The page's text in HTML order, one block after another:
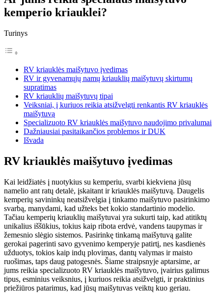
kemperio kriauklei?
Turinys
RV kriauklės maišytuvo įvedimas
RV ir gyvenamųjų namų kriauklių maišytuvų skirtumų
supratimas
RV kriauklių maišytuvų tipai
Veiksniai, į kuriuos reikia atsižvelgti renkantis RV kriauklės
maišytuvą
Specializuoto RV kriauklės maišytuvo naudojimo privalumai
Dažniausiai pasitaikančios problemos ir DUK
Išvada
RV kriauklės maišytuvo įvedimas
Kai leidžiatės į nuotykius su kemperiu, svarbi kiekviena jūsų
namelio ant ratų detalė, įskaitant ir kriauklės maišytuvą. Daugelis
kemperių savininkų neatsižvelgia į tinkamo maišytuvo pasirinkimo
svarbą, manydami, kad užteks bet kokio standartinio modelio.
Tačiau kemperių kriauklių maišytuvai yra sukurti taip, kad atitiktų
unikalius iššūkius, tokius kaip ribota erdvė, vandens taupymas ir
žemesnio slėgio sistemos. Pasirinkę tinkamą maišytuvą galite
gerokai pagerinti savo gyvenimo kemperyje patirtį, nes kasdienės
užduotys, tokios kaip indų plovimas, dantų valymas ir maisto
ruošimas, taps daug patogesnės. Šiame straipsnyje aptarsime, ar
jums reikia specializuoto RV kriauklės maišytuvo, įvairius galimus
tipus, esminius veiksnius, į kuriuos reikia atsižvelgti, ir praktinius
priežiūros patarimus, kad jūsų maišytuvas veiktų kuo geriau.